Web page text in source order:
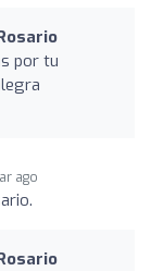
por tu
ago